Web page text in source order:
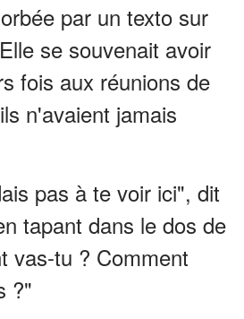
par un texto sur
se souvenait avoir
fois aux réunions de
n'avaient jamais
pas à te voir ici", dit
tapant dans le dos de
vas-tu ? Comment
?"